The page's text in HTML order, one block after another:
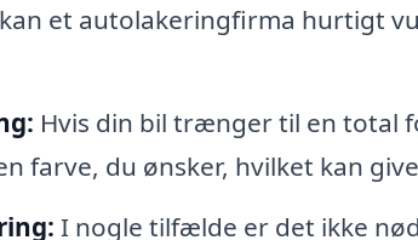
et autolakeringfirma hurtigt
Hvis din bil trænger til en total
farve, du ønsker, hvilket kan
I nogle tilfælde er det ikke